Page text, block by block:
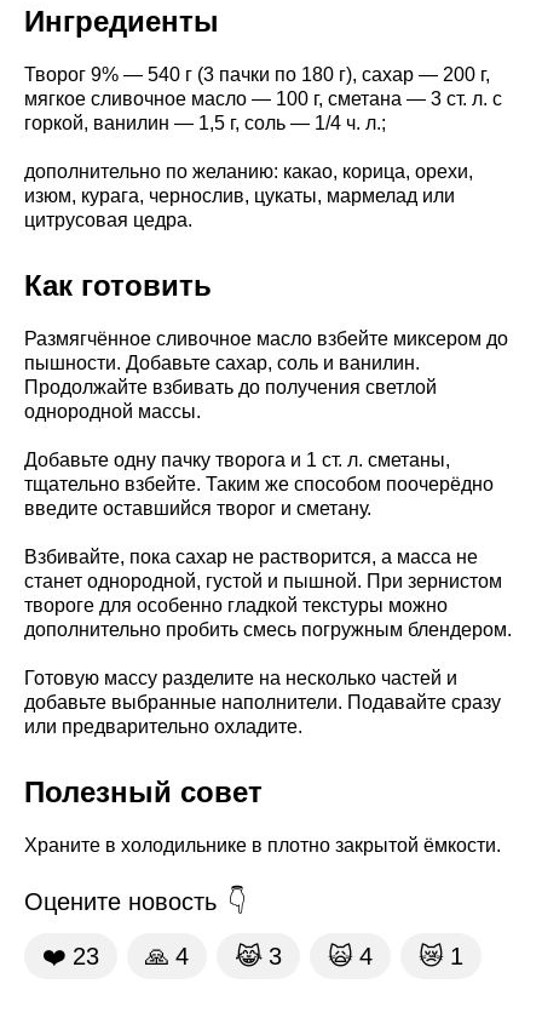
Ингредиенты
Творог 9% — 540 г (3 пачки по 180 г), сахар — 200 г,
мягкое сливочное масло — 100 г, сметана — 3 ст. л. с
горкой, ванилин — 1,5 г, соль — 1/4 ч. л.;
дополнительно по желанию: какао, корица, орехи,
изюм, курага, чернослив, цукаты, мармелад или
цитрусовая цедра.
Как готовить
Размягчённое сливочное масло взбейте миксером до
пышности. Добавьте сахар, соль и ванилин.
Продолжайте взбивать до получения светлой
однородной массы.
Добавьте одну пачку творога и 1 ст. л. сметаны,
тщательно взбейте. Таким же способом поочерёдно
введите оставшийся творог и сметану.
Взбивайте, пока сахар не растворится, а масса не
станет однородной, густой и пышной. При зернистом
твороге для особенно гладкой текстуры можно
дополнительно пробить смесь погружным блендером.
Готовую массу разделите на несколько частей и
добавьте выбранные наполнители. Подавайте сразу
или предварительно охладите.
Полезный совет
Храните в холодильнике в плотно закрытой ёмкости.
Оцените новость
❤️ 23 🙏 4 😹 3 🙀 4 😿 1